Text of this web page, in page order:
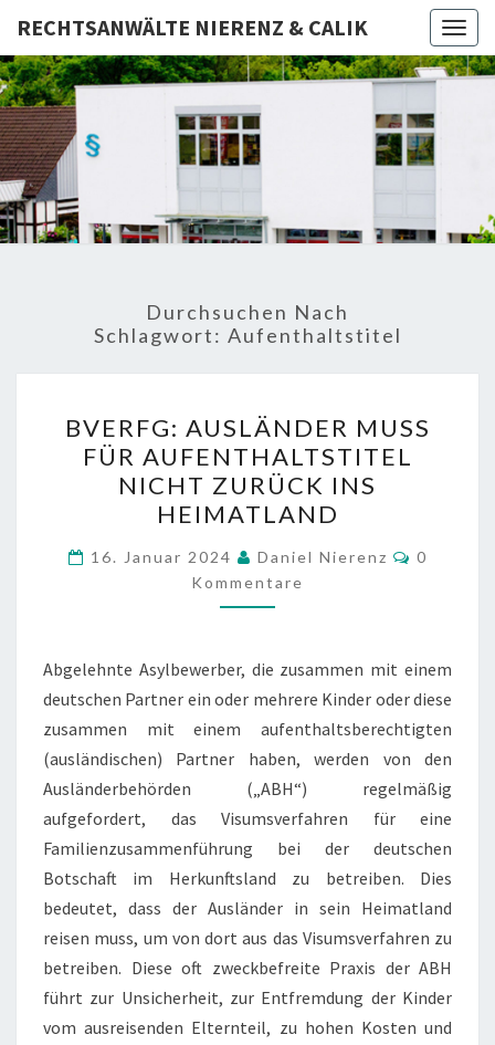
RECHTSANWÄLTE NIERENZ & CALIK
Rechtsanwälte
Durchsuchen Nach
Schlagwort: Aufenthaltstitel
AUSLÄNDER
MUSS
FÜR
AUFENTHALTSTITEL
NICHT
ZURÜCK
INS
BVERFG: AUSLÄNDER MUSS
FÜR AUFENTHALTSTITEL
NICHT ZURÜCK INS
HEIMATLAND
16. Januar 2024 Daniel Nierenz
0
Kommentare
Abgelehnte Asylbewerber, die zusammen mit einem
deutschen Partner ein oder mehrere Kinder oder diese
zusammen mit einem aufenthaltsberechtigten
(ausländischen) Partner haben, werden von den
Ausländerbehörden („ABH“) regelmäßig
aufgefordert, das Visumsverfahren für eine
Familienzusammenführung bei der deutschen
Botschaft im Herkunftsland zu betreiben. Dies
bedeutet, dass der Ausländer in sein Heimatland
reisen muss, um von dort aus das Visumsverfahren zu
betreiben. Diese oft zweckbefreite Praxis der ABH
führt zur Unsicherheit, zur Entfremdung der Kinder
vom ausreisenden Elternteil, zu hohen Kosten und